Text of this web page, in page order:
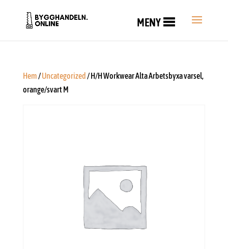
MENY
Hem/Uncategorized / H/H Workwear Alta Arbetsbyxa varsel,
orange/svart M